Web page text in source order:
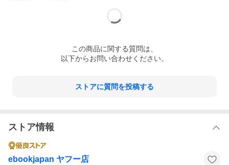
この商品に関する質問は、
以下からお問い合わせください。
ストアに質問を投稿する
ストア情報
ebookjapan ヤフー店